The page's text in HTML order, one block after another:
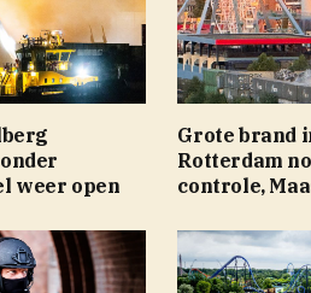
weer open
Grote brand
Rotterdam
controle,